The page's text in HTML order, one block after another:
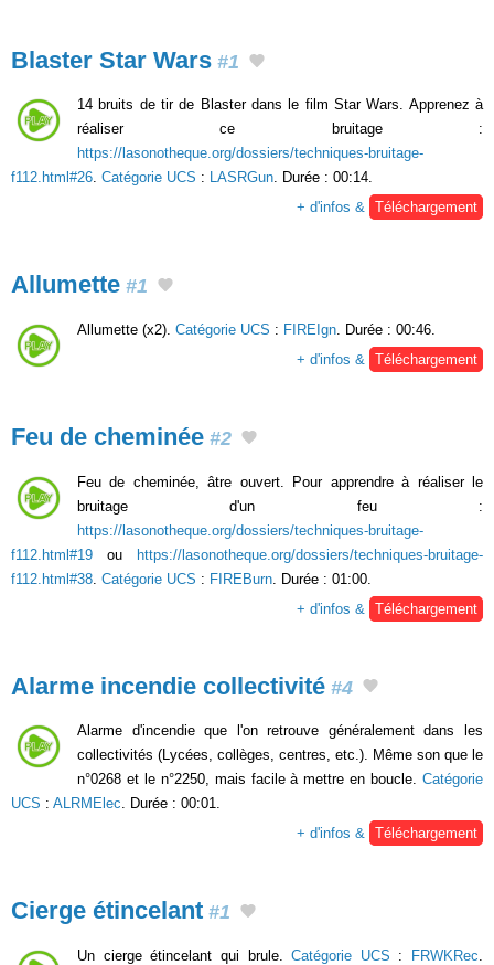
Blaster Star Wars #1
14 bruits de tir de Blaster dans le film Star Wars. Apprenez à
réaliser ce bruitage :
https://lasonotheque.org/dossiers/techniques-bruitage-
f112.html#26. Catégorie UCS : LASRGun. Durée : 00:14.
+ d'infos & Téléchargement
Allumette #1
Allumette (x2). Catégorie UCS : FIREIgn. Durée : 00:46.
+ d'infos & Téléchargement
Feu de cheminée #2
Feu de cheminée, âtre ouvert. Pour apprendre à réaliser le
bruitage d'un feu :
https://lasonotheque.org/dossiers/techniques-bruitage-
f112.html#19 ou https://lasonotheque.org/dossiers/techniques-bruitage-
f112.html#38 Catégorie UCS : FIREBurn . Durée : 01:00.
+ d'infos &
Téléchargement
Alarme incendie collectivité #4
Alarme d'incendie que l'on retrouve généralement dans les
collectivités (Lycées, collèges, centres, etc.). Même son que le
n°0268 et le n°2250, mais facile à mettre en boucle. Catégorie
UCS : ALRMElec. Durée : 00:01.
+ d'infos & Téléchargement
Cierge étincelant #1
Un cierge étincelant qui brule.Catégorie UCS : FRWKRec